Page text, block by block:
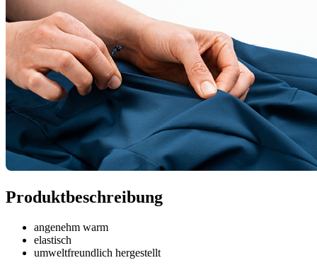
Produktbeschreibung
angenehm warm
elastisch
umweltfreundlich hergestellt